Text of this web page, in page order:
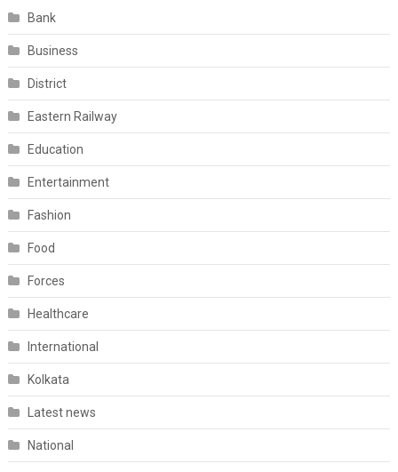
Bank
Business
District
Eastern Railway
Education
Entertainment
Fashion
Food
Forces
Healthcare
International
Kolkata
Latest news
National